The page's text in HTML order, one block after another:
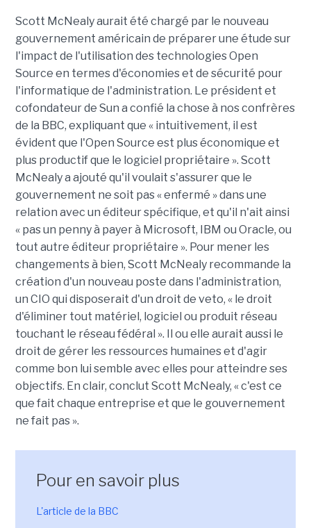
Scott McNealy aurait été chargé par le nouveau
gouvernement américain de préparer une étude sur
l'impact de l'utilisation des technologies Open
Source en termes d'économies et de sécurité pour
l'informatique de l'administration. Le président et
cofondateur de Sun a confié la chose à nos confrères
de la BBC, expliquant que « intuitivement, il est
évident que l'Open Source est plus économique et
plus productif que le logiciel propriétaire ». Scott
McNealy a ajouté qu'il voulait s'assurer que le
gouvernement ne soit pas « enfermé » dans une
relation avec un éditeur spécifique, et qu'il n'ait ainsi
« pas un penny à payer à Microsoft, IBM ou Oracle, ou
tout autre éditeur propriétaire ». Pour mener les
changements à bien, Scott McNealy recommande la
création d'un nouveau poste dans l'administration,
un CIO qui disposerait d'un droit de veto, « le droit
d'éliminer tout matériel, logiciel ou produit réseau
touchant le réseau fédéral ». Il ou elle aurait aussi le
droit de gérer les ressources humaines et d'agir
comme bon lui semble avec elles pour atteindre ses
objectifs. En clair, conclut Scott McNealy, « c'est ce
que fait chaque entreprise et que le gouvernement
ne fait pas ».
Pour en savoir plus
L'article de la BBC